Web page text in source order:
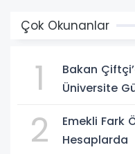
Çok Okunanlar
1
Bakan
Üniversite
2
Emekli Fark
Hesaplarda